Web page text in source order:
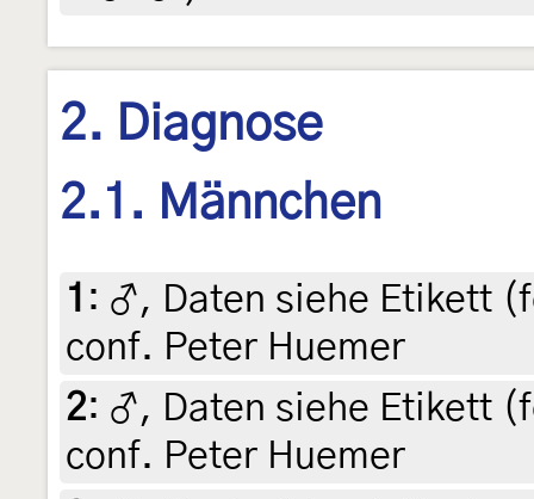
2. Diagnose
2.1. Männchen
1 : ♂, Daten siehe Etikett
conf. Peter Huemer
2: ♂, Daten siehe Etikett
conf. Peter Huemer